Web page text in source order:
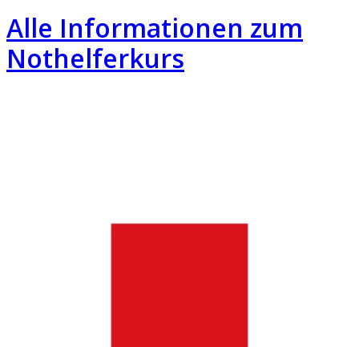
Alle Informationen zum
Nothelferkurs